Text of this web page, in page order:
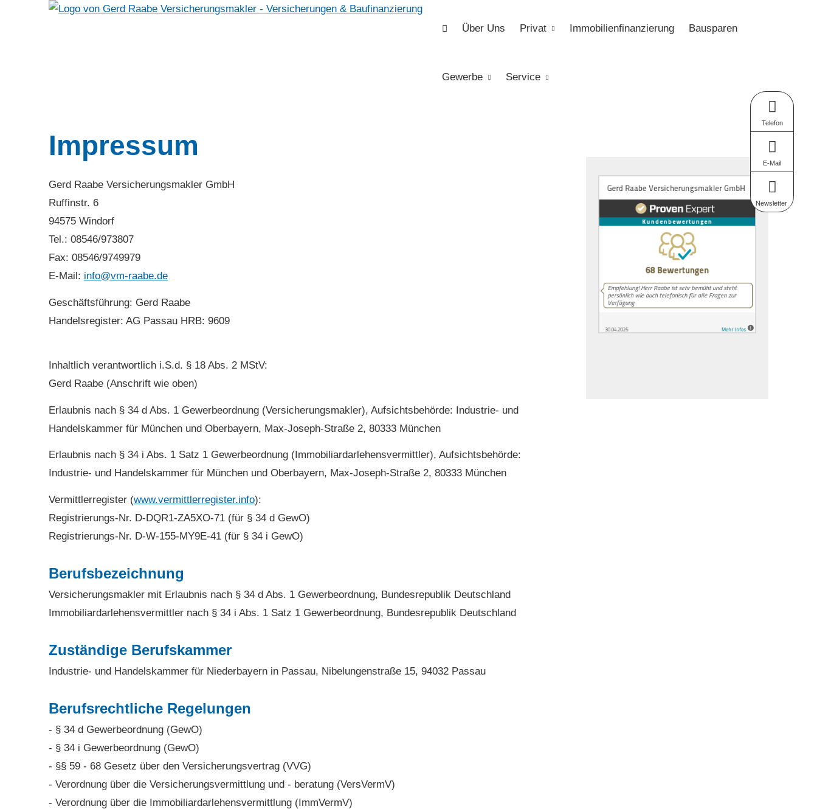
Über Uns Privat Immobilienfinanzierung Bausparen
Gewerbe Service
Telefon
E-Mail
Newsletter
Impressum
Gerd Raabe Ver­sicherungs­makler GmbH
Ruffinstr. 6
94575 Windorf
Tel.: 08546/973807
Fax: 08546/9749979
E-Mail: info@vm-raabe.de
Geschäftsführung: Gerd Raabe
Handelsregister: AG Passau HRB: 9609
Inhaltlich verantwortlich i.S.d. § 18 Abs. 2 MStV:
Gerd Raabe (Anschrift wie oben)
Erlaubnis nach § 34 d Abs. 1 Gewerbeordnung (Ver­sicherungs­makler), Aufsichtsbehörde: Industrie- und
Handelskammer für München und Oberbayern, Max-Joseph-Straße 2, 80333 München
Erlaubnis nach § 34 i Abs. 1 Satz 1 Gewerbeordnung (Immobiliardarlehensvermittler), Aufsichtsbehörde:
Industrie- und Handelskammer für München und Oberbayern, Max-Joseph-Straße 2, 80333 München
Vermittlerregister (www.vermittlerregister.info):
Registrierungs-Nr. D-DQR1-ZA5XO-71 (für § 34 d GewO)
Registrierungs-Nr. D-W-155-MY9E-41 (für § 34 i GewO)
Berufsbezeichnung
Ver­sicherungs­makler mit Erlaubnis nach § 34 d Abs. 1 Gewerbeordnung, Bundesrepublik Deutschland
Immobiliardarlehensvermittler nach § 34 i Abs. 1 Satz 1 Gewerbeordnung, Bundesrepublik Deutschland
Zuständige Berufskammer
Industrie- und Handelskammer für Niederbayern in Passau, Nibelungenstraße 15, 94032 Passau
Berufsrechtliche Regelungen
- § 34 d Gewerbeordnung (GewO)
- § 34 i Gewerbeordnung (GewO)
- §§ 59 - 68 Gesetz über den Versicherungsvertrag (VVG)
- Verordnung über die Versicherungsvermittlung und - beratung (VersVermV)
- Verordnung über die Immobiliardarlehensvermittlung (ImmVermV)